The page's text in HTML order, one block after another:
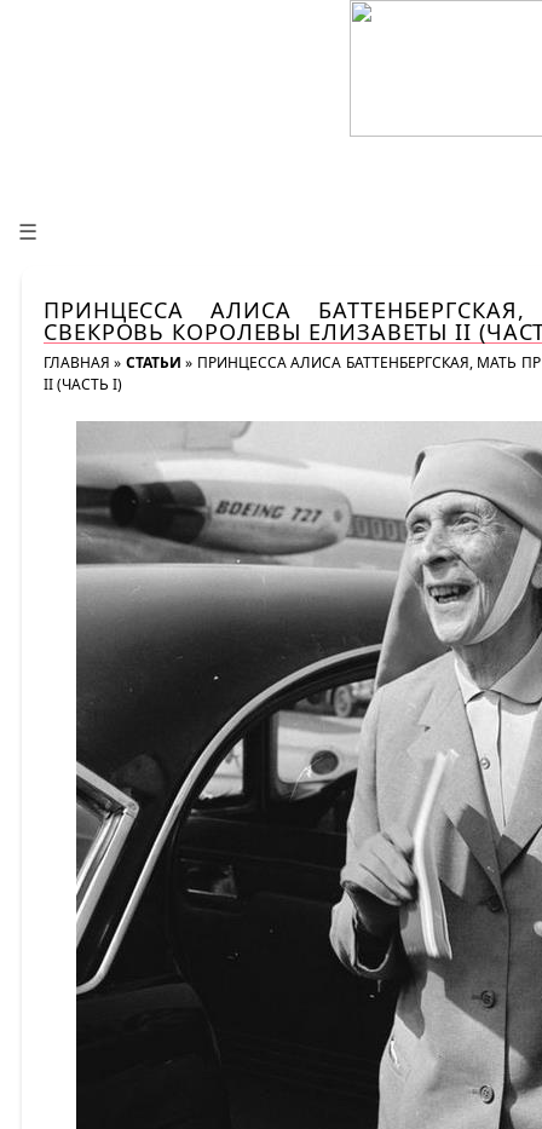
☰
ПРИНЦЕССА АЛИСА
СВЕКРОВЬ КОРОЛЕВЫ ЕЛИЗАВЕТЫ II
ГЛАВНАЯ » СТАТЬИ » ПРИНЦЕССА АЛИСА БАТТЕНБЕРГСКАЯ, МАТЬ
II (ЧАСТЬ I)